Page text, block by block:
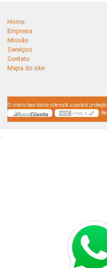
Home
Empresa
Missão
Serviços
Contato
Mapa do site
O inteiro teor deste site está sujeito à